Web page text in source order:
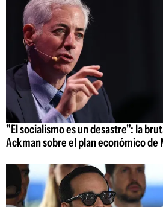
"El socialismo es un desastre": la
Ackman sobre el plan económico de